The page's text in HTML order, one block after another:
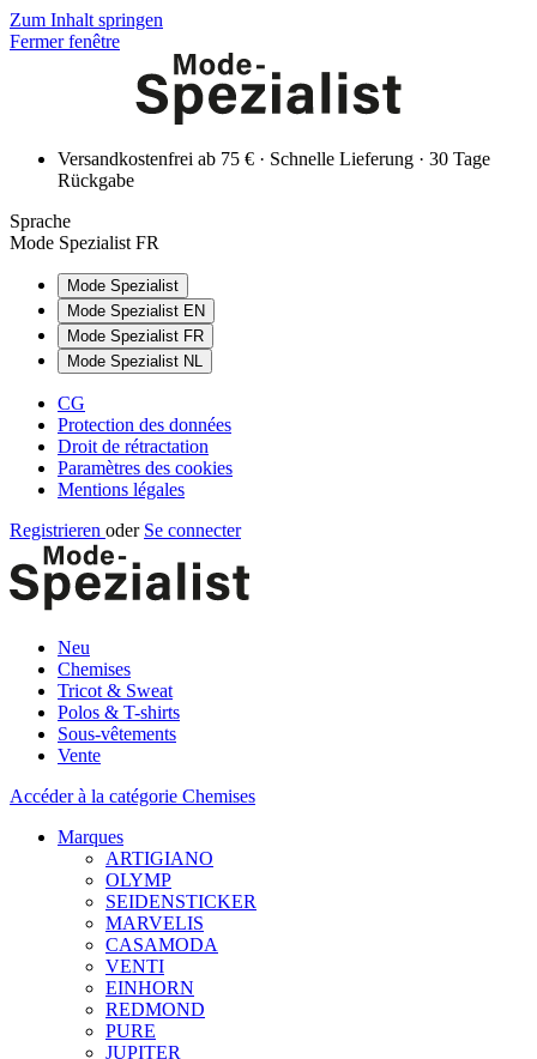
Zum Inhalt springen
Fermer fenêtre
Versandkostenfrei ab 75 € · Schnelle Lieferung · 30 Tage
Rückgabe
Sprache
Mode Spezialist FR
Mode Spezialist
Mode Spezialist EN
Mode Spezialist FR
Mode Spezialist NL
CG
Protection des données
Droit de rétractation
Paramètres des cookies
Mentions légales
Registrieren oder Se connecter
Neu
Chemises
Tricot & Sweat
Polos & T-shirts
Sous-vêtements
Vente
Accéder à la catégorie Chemises
Marques
ARTIGIANO
OLYMP
SEIDENSTICKER
MARVELIS
CASAMODA
VENTI
EINHORN
REDMOND
PURE
JUPITER